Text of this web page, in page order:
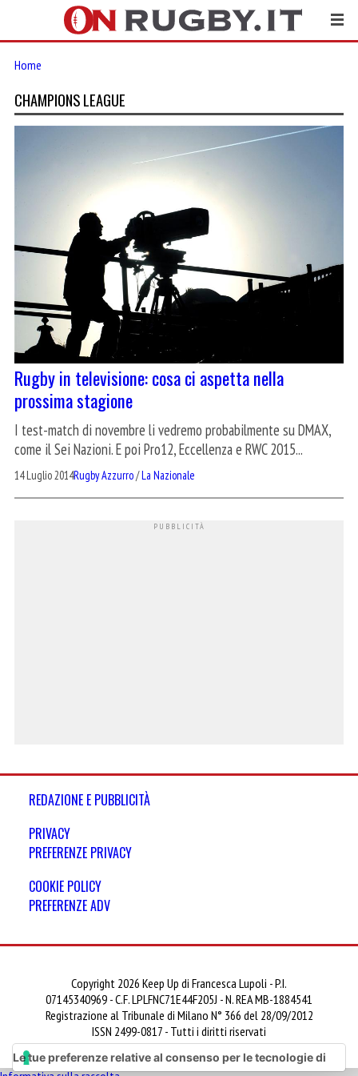
Home
CHAMPIONS LEAGUE
Rugby in televisione: cosa ci aspetta nella
prossima stagione
I test-match di novembre li vedremo probabilmente su DMAX,
come il Sei Nazioni. E poi Pro12, Eccellenza e RWC 2015...
14 Luglio 2014Rugby Azzurro/La Nazionale
REDAZIONE E PUBBLICITÀ
PRIVACY
PREFERENZE PRIVACY
COOKIE POLICY
PREFERENZE ADV
Copyright 2026 Keep Up di Francesca Lupoli - P.I.
07145340969 - C.F. LPLFNC71E44F205J - N. REA MB-1884541
Registrazione al Tribunale di Milano N° 366 del 28/09/2012
ISSN 2499-0817 - Tutti i diritti riservati
Le tue preferenze relative al consenso per le tecnologie di